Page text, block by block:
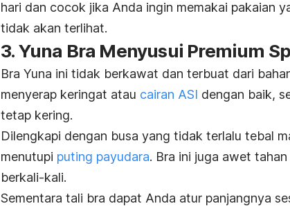
hari dan cocok jika Anda ingin memakai pakaian
tidak akan terlihat.
3. Yuna Bra Menyusui Premium
Bra Yuna ini tidak berkawat dan terbuat dari
menyerap keringat atau cairan ASI dengan baik,
tetap kering.
Dilengkapi dengan busa yang tidak terlalu tebal
menutupi puting payudara. Bra ini juga awet
berkali-kali.
Sementara tali bra dapat Anda atur panjangnya